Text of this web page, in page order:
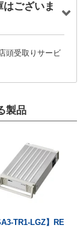
ございま
頭受取りサービ
製品
TR1-LGZ】RE